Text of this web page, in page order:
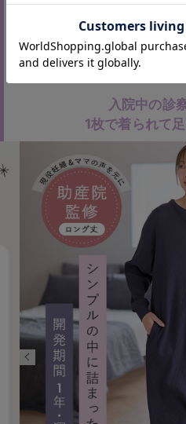
っても落ちてこないのが
入院中の診
1枚で着られて